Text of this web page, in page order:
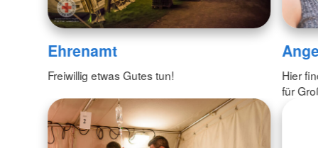
Ehrenamt
Freiwillig etwas Gutes tun!
Hier
für